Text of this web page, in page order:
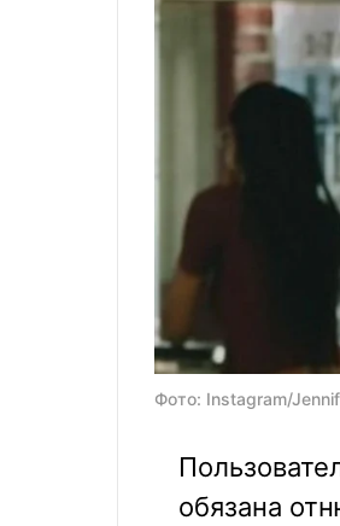
Фото: Instagram/
обязана